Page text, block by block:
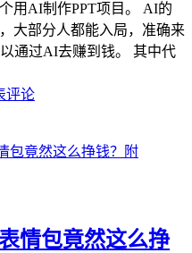
用AI制作PPT项目。 AI的
大部分人都能入局，准确来
通过AI去赚到钱。 其中代
评论
情包竟然这么挣